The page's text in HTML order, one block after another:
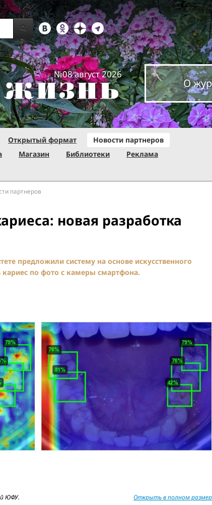
№08 август 2026
О
Открытый формат
Новости партнеров
Магазин Библиотеки
Реклама
партнеров
новая разработка
предложили систему на основе искусственного
по фото с камеры смартфона.
ЮФУ. Открыть в полном